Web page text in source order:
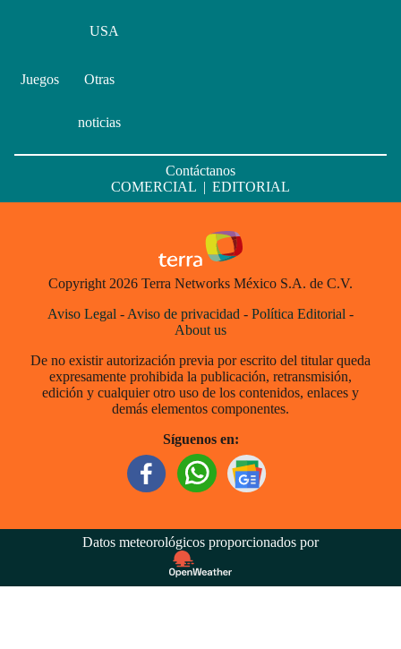
USA
Juegos Otras
noticias
Contáctanos
COMERCIAL | EDITORIAL
Copyright 2026 Terra Networks México S.A. de C.V.
Aviso Legal - Aviso de privacidad - Política Editorial -
About us
De no existir autorización previa por escrito del titular queda
expresamente prohibida la publicación, retransmisión,
edición y cualquier otro uso de los contenidos, enlaces y
demás elementos componentes.
Síguenos en:
Datos meteorológicos proporcionados por